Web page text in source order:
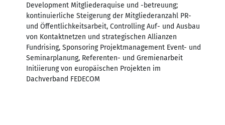
Development Mitgliederaquise und -betreuung;
kontinuierliche Steigerung der Mitgliederanzahl PR-
und Öffentlichkeitsarbeit, Controlling Auf- und Ausbau
von Kontaktnetzen und strategischen Allianzen
Fundrising, Sponsoring Projektmanagement Event- und
Seminarplanung, Referenten- und Gremienarbeit
Initiierung von europäischen Projekten im
Dachverband FEDECOM